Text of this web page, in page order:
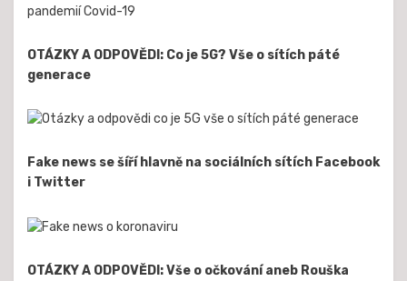
OTÁZKY A ODPOVĚDI: Co je 5G? Vše o sítích páté
generace
Fake news se šíří hlavně na sociálních sítích Facebook
i Twitter
OTÁZKY A ODPOVĚDI: Vše o očkování aneb Rouška